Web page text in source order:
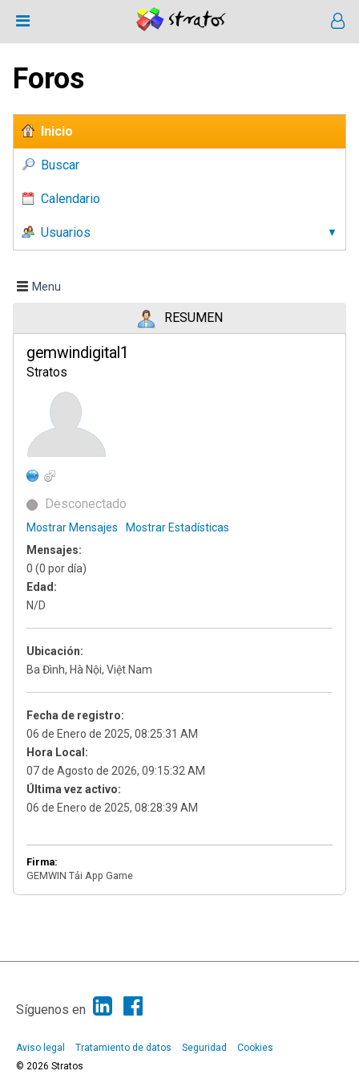
Foros
Inicio
Buscar
Calendario
Usuarios
Menu
RESUMEN
gemwindigital1
Stratos
Desconectado
Mostrar Mensajes
Mostrar Estadísticas
Mensajes:
0 (0 por día)
Edad:
N/D
Ubicación:
Ba Đình, Hà Nội, Việt Nam
Fecha de registro:
06 de Enero de 2025, 08:25:31 AM
Hora Local:
07 de Agosto de 2026, 09:15:32 AM
Última vez activo:
06 de Enero de 2025, 08:28:39 AM
Firma:
GEMWIN Tải App Game
|
Síguenos en
Aviso legal Tratamiento de datos Seguridad
Cookies
© 2026 Stratos